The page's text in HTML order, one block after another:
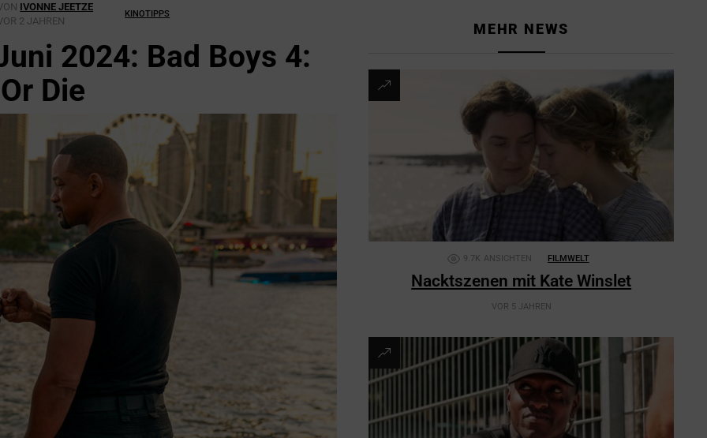
IVONNE JEETZE
2 JAHREN
KINOTIPPS
2024: Bad Boys 4:
Die
MEHR NEWS
9.7K ANSICHTEN FILMWELT
Nacktszenen mit Kate Winslet
VOR 5 JAHREN